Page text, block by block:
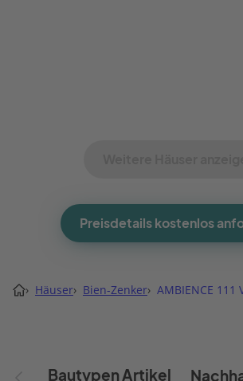
Preisdetails kostenlos
› Häuser› Bien-Zenker› AMBIENCE 111
Bautypen Artikel